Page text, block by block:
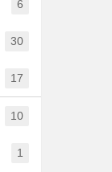
6
30
17
10
1